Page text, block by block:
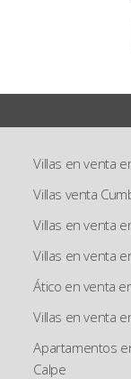
Villas en venta
Villas venta
Villas en venta
Villas en venta
Ático en venta
Villas en venta
Apartamentos
Calpe